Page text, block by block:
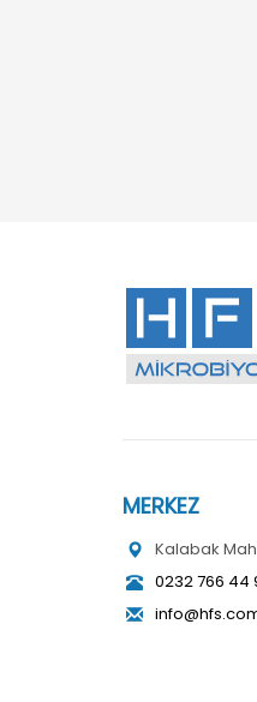
MERKEZ
Kalabak
0232 766 44